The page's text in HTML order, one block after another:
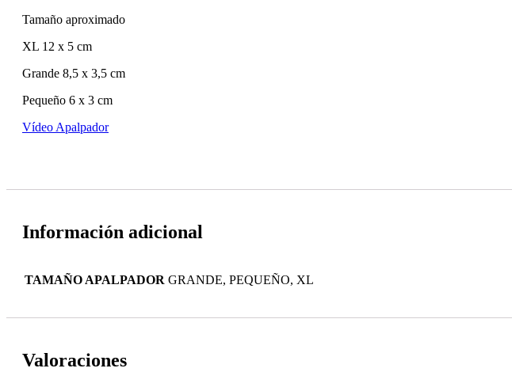
Tamaño aproximado
XL 12 x 5 cm
Grande 8,5 x 3,5 cm
Pequeño 6 x 3 cm
Vídeo Apalpador
Información adicional
TAMAÑO APALPADOR GRANDE, PEQUEÑO, XL
Valoraciones